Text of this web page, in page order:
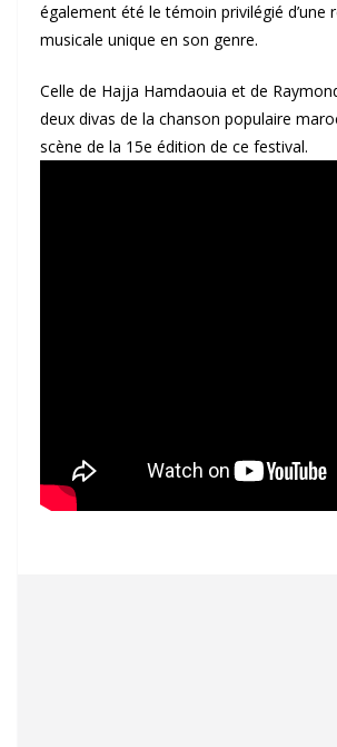
également été le témoin privilégié d’une
musicale unique en son genre.
Celle de Hajja Hamdaouia et de
deux divas de la chanson populaire
scène de la 15e édition de ce festival.